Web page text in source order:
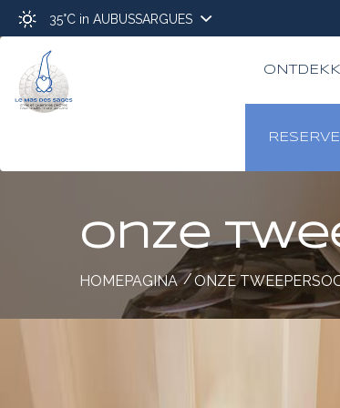
35°C in AUBUSSARGUES
Onze
HOMEPAGINA ONZE